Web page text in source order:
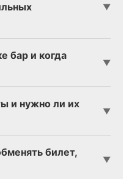
▼
бар и когда
▼
и нужно ли их
▼
билет,
▼